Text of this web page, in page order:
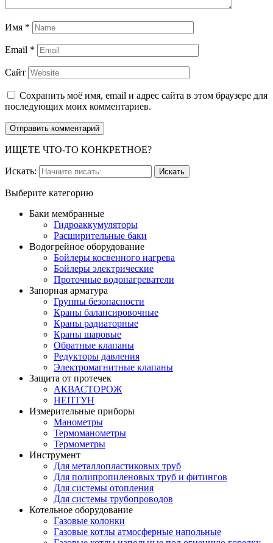
Имя *
Email *
Сайт
Сохранить моё имя, email и адрес сайта в этом браузере для
последующих моих комментариев.
ИЩЕТЕ ЧТО-ТО КОНКРЕТНОЕ?
Искать:
Выберите категорию
Баки мембранные
Гидроаккумуляторы
Расширительные баки
Водогрейное оборудование
Бойлеры косвенного нагрева
Бойлеры электрические
Проточные водонагреватели
Запорная арматура
Группы безопасности
Краны балансировочные
Краны радиаторные
Краны шаровые
Обратные клапаны
Редукторы давления
Электромагнитные клапаны
Защита от протечек
АКВАСТОРОЖ
НЕПТУН
Измерительные приборы
Манометры
Термоманометры
Термометры
Инструмент
Для металлопластиковых труб
Для полипропиленовых труб и фитингов
Для системы отопления
Для системы трубопроводов
Котельное оборудование
Газовые колонки
Газовые котлы атмосферные напольные